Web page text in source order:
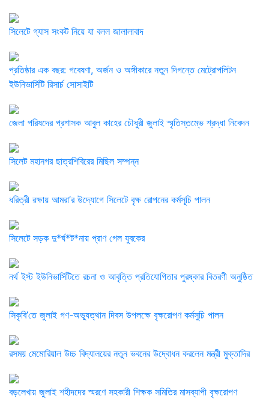
সিলেটে গ্যাস সংকট নিয়ে যা বলল জালালাবাদ
প্রতিষ্ঠার এক বছর: গবেষণা, অর্জন ও অঙ্গীকারে নতুন দিগন্তে মেট্রোপলিটন
ইউনিভার্সিটি রিসার্চ সোসাইটি
জেলা পরিষদের প্রশাসক আবুল কাহের চৌধুরী জুলাই স্মৃতিস্তম্ভে শ্রদ্ধা নিবেদন
সিলেট মহানগর ছাত্রশিবিরের মিছিল সম্পন্ন
ধরিত্রী রক্ষায় আমরা’র উদ্যোগে সিলেটে বৃক্ষ রোপনের কর্মসূচি পালন
সিলেটে সড়ক দু*র্ঘ*ট*নায় প্রাণ গেল যুবকের
নর্থ ইস্ট ইউনিভার্সিটিতে রচনা ও আবৃত্তি প্রতিযোগিতার পুরষ্কার বিতরণী অনুষ্ঠিত
সিকৃবি’তে জুলাই গণ-অভ্যুত্থান দিবস উপলক্ষে বৃক্ষরোপণ কর্মসুচি পালন
রসময় মেমোরিয়াল উচ্চ বিদ্যালয়ের নতুন ভবনের উদ্বোধন করলেন মন্ত্রী মুক্তাদির
বড়লেখায় জুলাই শহীদদের স্মরণে সহকারী শিক্ষক সমিতির মাসব্যাপী বৃক্ষরোপণ